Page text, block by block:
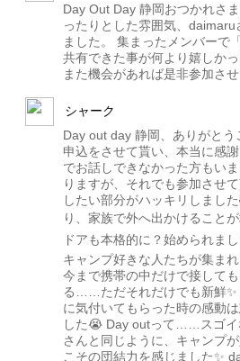
Day Out Day 静岡おつかれさ
ったりとした雰囲気、
ました。 集まったメンバーで
共有できた事が何より嬉しか
また機会があれば是非参加さ
シャーク
Day out day 静岡、ありがとう
申込をさせて貰い、本当に感
でお話しできなかった方もい
りますが、それでも参加させ
したい部分がハッキリしまし
り、家族で外へ出かけること
ドアも本格的に？始められま
キャンプ好きな人たちが集ま
今まで携帯の中だけで接して
る……ただそれだけでも新鮮✨
に気付いてもらった時の感動
した😭 Day outって……スゴイ
さんと同じように、キャンプ
こその団結力を感じました✨